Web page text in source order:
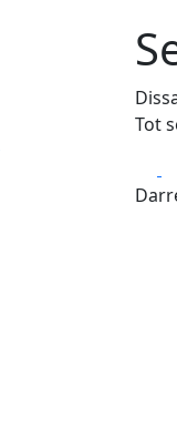
Tot